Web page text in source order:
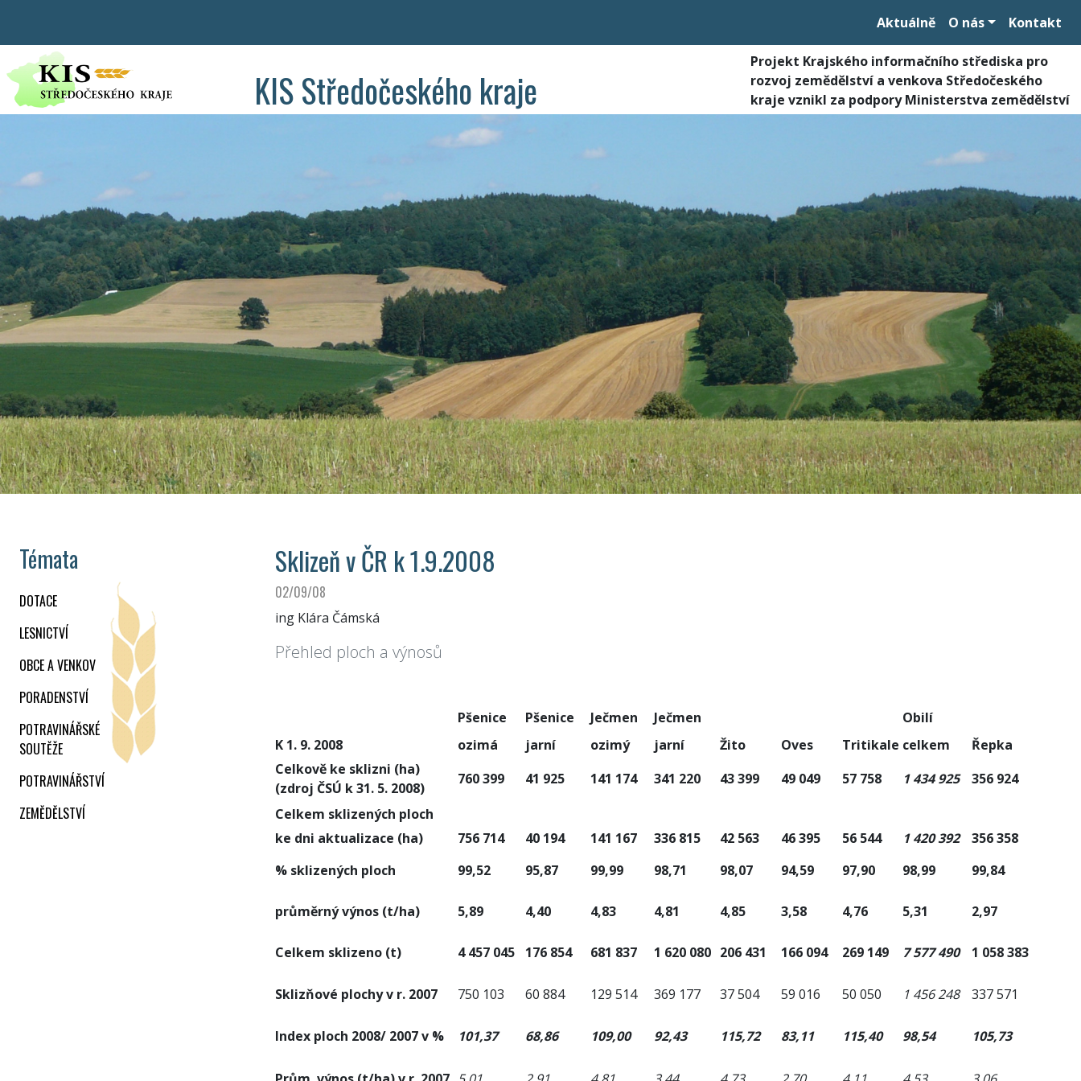
Aktuálně O nás Kontakt
KIS Středočeského kraje
Projekt Krajského informačního střediska pro
rozvoj zemědělství a venkova Středočeského
kraje vznikl za podpory Ministerstva zemědělství
Témata
DOTACE
LESNICTVÍ
OBCE A VENKOV
PORADENSTVÍ
POTRAVINÁŘSKÉ
SOUTĚŽE
POTRAVINÁŘSTVÍ
ZEMĚDĚLSTVÍ
Sklizeň v ČR k 1.9.2008
02/09/08
ing Klára Čámská
Přehled ploch a výnosů
Pšenice Pšenice Ječmen Ječmen
Obilí
K 1. 9. 2008
ozimá jarní ozimý jarní Žito Oves Tritikale celkem
Řepka
Celkově ke sklizni (ha)
(zdroj ČSÚ k 31. 5. 2008)
760 399 41 925 141 174 341 220 43 399 49 049 57 758 1 434 925
356 924
Celkem sklizených ploch
ke dni aktualizace (ha)
756 714 40 194 141 167 336 815 42 563 46 395 56 544 1 420 392
356 358
% sklizených ploch
99,52 95,87 99,99 98,71 98,07 94,59 97,90 98,99 99,84
průměrný výnos (t/ha) 5,89 4,40 4,83 4,81 4,85 3,58 4,76 5,31 2,97
Celkem sklizeno (t) 4 457 045 176 854 681 837 1 620 080 206 431 166 094 269 149 7 577 490 1 058 383
Sklizňové plochy v r. 2007 750 103 60 884 129 514 369 177 37 504 59 016 50 050 1 456 248 337 571
Index ploch 2008/ 2007 v % 101,37 68,86 109,00 92,43 115,72 83,11 115,40 98,54 105,73